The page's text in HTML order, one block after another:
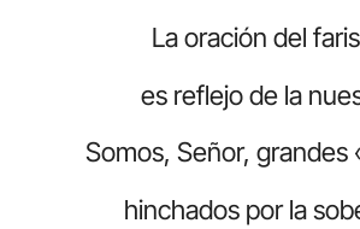
La oración del
es reflejo de la
Somos, Señor, grandes
hinchados por la